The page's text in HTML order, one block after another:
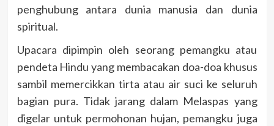
penghubung antara dunia manusia dan dunia
spiritual.
Upacara dipimpin oleh seorang pemangku atau
pendeta Hindu yang membacakan doa-doa khusus
sambil memercikkan tirta atau air suci ke seluruh
bagian pura. Tidak jarang dalam Melaspas yang
digelar untuk permohonan hujan, pemangku juga